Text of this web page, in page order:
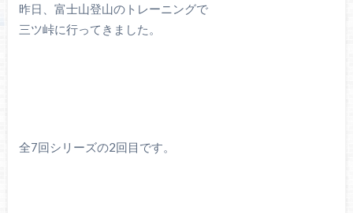
昨日、富士山登山のトレーニングで
三ツ峠に行ってきました。
全7回シリーズの2回目です。